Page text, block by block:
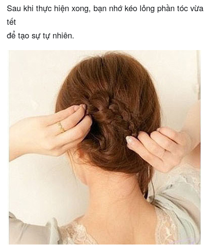
Sau khi thực hiện xong, bạn nhớ kéo lỏng phần tóc vừa
tết
để tạo sự tự nhiên.